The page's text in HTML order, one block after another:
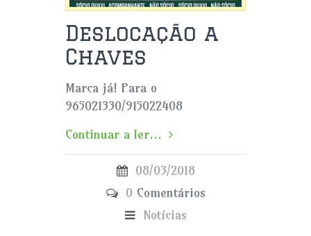
Deslocação a
Chaves
Marca já! Para o
965021330/915022408
Continuar a ler...
08/03/2018
0 Comentários
Notícias